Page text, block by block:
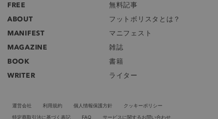
FREE
無料記事
ABOUT
フットボリスタとは？
MANIFEST
マニフェスト
MAGAZINE
雑誌
BOOK
書籍
WRITER
ライター
運営会社 利用規約 個人情報保護方針
クッキーポリシー
特定商取引法に基づく表記
FAQ サービスに関するお問い合わせ